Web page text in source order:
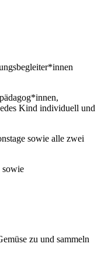
Kind individuell und
sowie alle zwei
sowie
zu und sammeln